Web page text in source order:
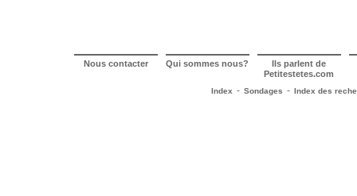
Nous contacter Qui sommes nous? Ils parlent de
Petitestetes.com
Index - Sondages - Index des